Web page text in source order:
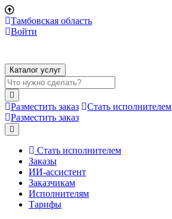
Тамбовская область
Войти
Каталог услуг
Разместить заказ
Стать исполнителем
Разместить заказ
Стать исполнителем
Заказы
ИИ-ассистент
Заказчикам
Исполнителям
Тарифы